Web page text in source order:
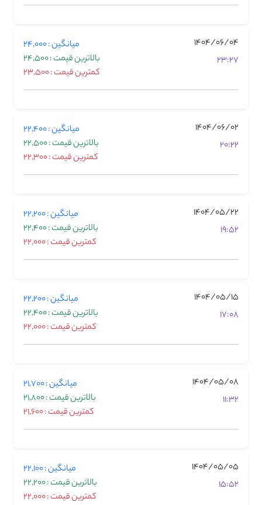
1404/06/04
23:27
میانگین : 24,000
بالاترین قیمت : 24,500
کمترین قیمت : 23,500
1404/06/02
20:22
میانگین : 22,400
بالاترین قیمت : 22,500
کمترین قیمت : 22,300
1404/05/22
19:52
میانگین : 22,200
بالاترین قیمت : 22,400
کمترین قیمت : 22,000
1404/05/15
17:08
میانگین : 22,200
بالاترین قیمت : 22,400
کمترین قیمت : 22,000
1404/05/08
11:32
میانگین : 21,700
بالاترین قیمت : 21,800
کمترین قیمت : 21,600
1404/05/05
15:52
میانگین : 22,100
بالاترین قیمت : 22,200
کمترین قیمت : 22,000